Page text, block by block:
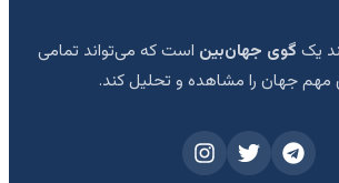
یک گوی جهان‌بین است که می‌تواند تمامی
مهم جهان را مشاهده و تحلیل کند.